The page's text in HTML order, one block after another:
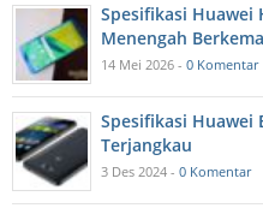
Spesifikasi Huawei
Menengah
14 Mei 2026 - 0 Komentar
Spesifikasi Huawei
Terjangkau
3 Des 2024 - 0 Komentar